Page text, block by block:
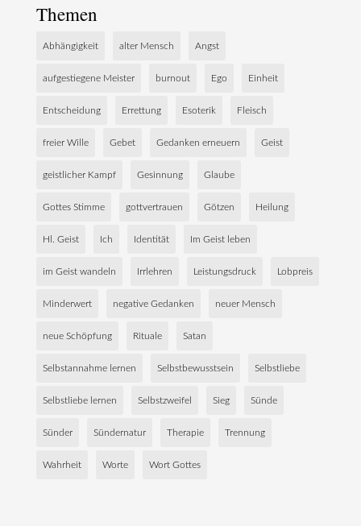
Themen
Abhängigkeit alter Mensch Angst
aufgestiegene Meister burnout Ego Einheit
Entscheidung Errettung Esoterik Fleisch
freier Wille Gebet Gedanken erneuern Geist
geistlicher Kampf Gesinnung Glaube
Gottes Stimme gottvertrauen Götzen Heilung
Hl. Geist Ich Identität Im Geist leben
im Geist wandeln Irrlehren Leistungsdruck Lobpreis
Minderwert negative Gedanken neuer Mensch
neue Schöpfung Rituale Satan
Selbstannahme lernen Selbstbewusstsein Selbstliebe
Selbstliebe lernen Selbstzweifel Sieg Sünde
Sünder Sündernatur Therapie Trennung
Wahrheit Worte Wort Gottes